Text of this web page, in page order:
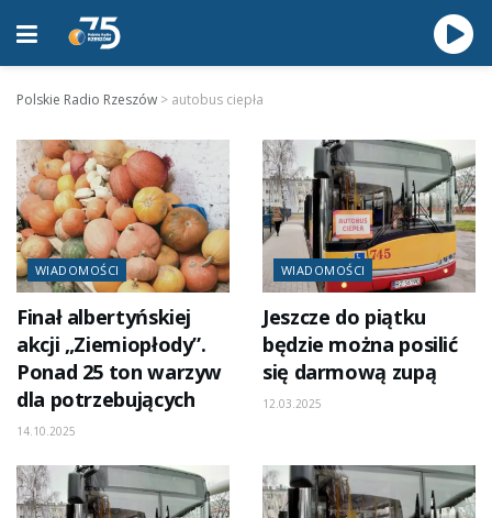
Polskie Radio Rzeszów > autobus ciepła
WIADOMOŚCI
Finał albertyńskiej
akcji „Ziemiopłody”.
Ponad 25 ton warzyw
dla potrzebujących
14.10.2025
WIADOMOŚCI
Jeszcze do piątku
będzie można posilić
się darmową zupą
12.03.2025